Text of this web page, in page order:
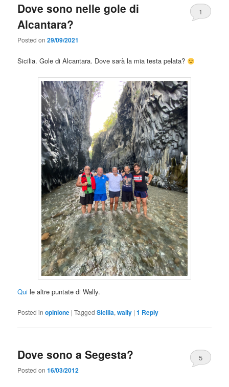
Dove sono nelle gole di
Alcantara?
Posted on29/09/2021
1
Sicilia. Gole di Alcantara. Dove sarà la mia testa pelata?
Qui le altre puntate di Wally.
Posted in opinione |Tagged Sicilia,wally |1 Reply
Dove sono a Segesta?
Posted on16/03/2012
5